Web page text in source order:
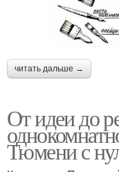
читать дальше →
От идеи до
Тюмени с